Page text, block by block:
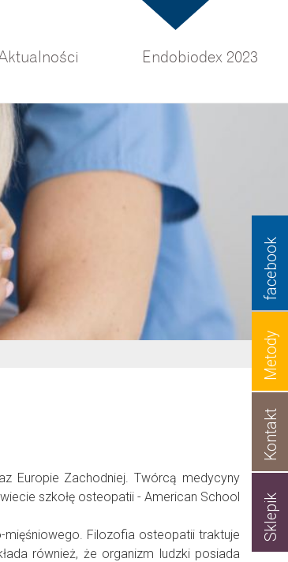
Endobiodex 2023
>
Sklepik
Kontakt
Metody
facebook
Europie Zachodniej. Twórcą medycyny
szkołę osteopatii - American School
Filozofia osteopatii traktuje
również, że organizm ludzki posiada